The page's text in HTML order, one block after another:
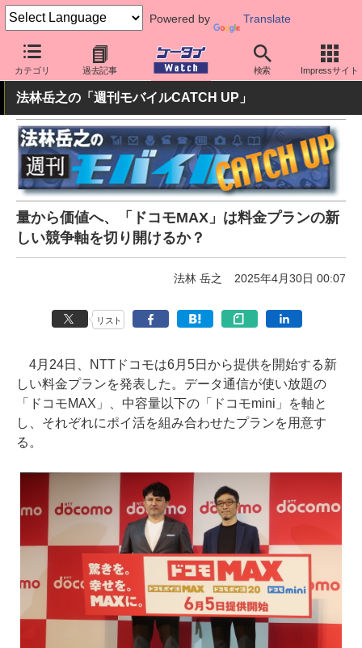
Powered by Translate
カテゴリ 過去記事 検索 Impressサイト
ケータイ Watch キャリア ドコモ 料金プラン・割引
法林岳之の「週刊モバイルCATCH UP」
量から価値へ、「ドコモMAX」は料金プランの新
しい競争軸を切り開けるか？
法林 岳之 2025年4月30日 00:07
リスト
4月24日、NTTドコモは6月5日から提供を開始する新
しい料金プランを発表した。データ通信が使い放題の
「ドコモMAX」、中容量以下の「ドコモmini」を軸と
し、それぞれにポイ活を組み合わせたプランを用意す
る。